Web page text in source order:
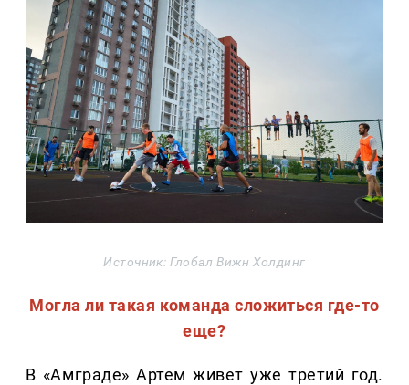
Источник: Глобал Вижн Холдинг
Могла ли такая команда сложиться где-то
еще?
В «Амграде» Артем живет уже третий год.